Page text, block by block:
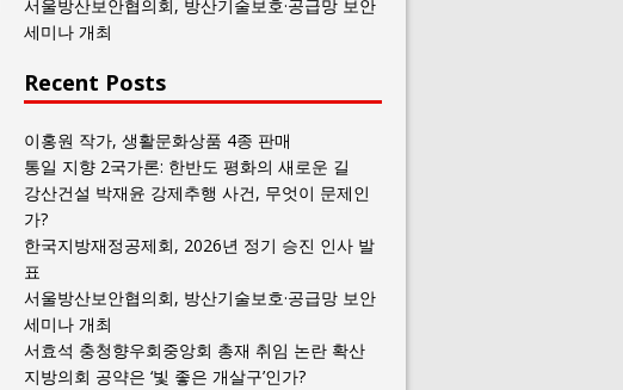
서울방산보안협의회, 방산기술보호·공급망 보안
세미나 개최
Recent Posts
이홍원 작가, 생활문화상품 4종 판매
통일 지향 2국가론: 한반도 평화의 새로운 길
강산건설 박재윤 강제추행 사건, 무엇이 문제인
가?
한국지방재정공제회, 2026년 정기 승진 인사 발
표
서울방산보안협의회, 방산기술보호·공급망 보안
세미나 개최
서효석 충청향우회중앙회 총재 취임 논란 확산
지방의회 공약은 ‘빛 좋은 개살구’인가?